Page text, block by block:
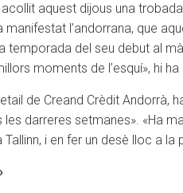
aquest dijous una
l’andorrana, que
temporada del seu debut al
moments de l’esquí», hi
de Creand Crèdit Andorrà,
darreres setmanes». «Ha
i en fer un desè lloc a